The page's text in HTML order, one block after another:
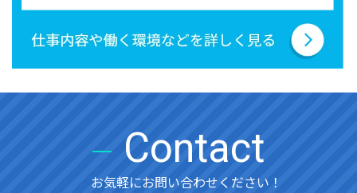
Contact
お気軽にお問い合わせください！